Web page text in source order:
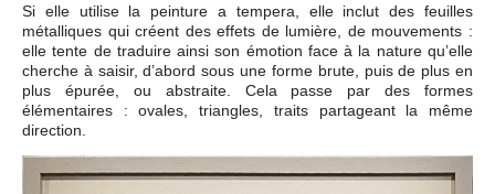
Si elle utilise la peinture a tempera, elle inclut des feuilles
métalliques qui créent des effets de lumière, de mouvements :
elle tente de traduire ainsi son émotion face à la nature qu’elle
cherche à saisir, d’abord sous une forme brute, puis de plus en
plus épurée, ou abstraite. Cela passe par des formes
élémentaires : ovales, triangles, traits partageant la même
direction.